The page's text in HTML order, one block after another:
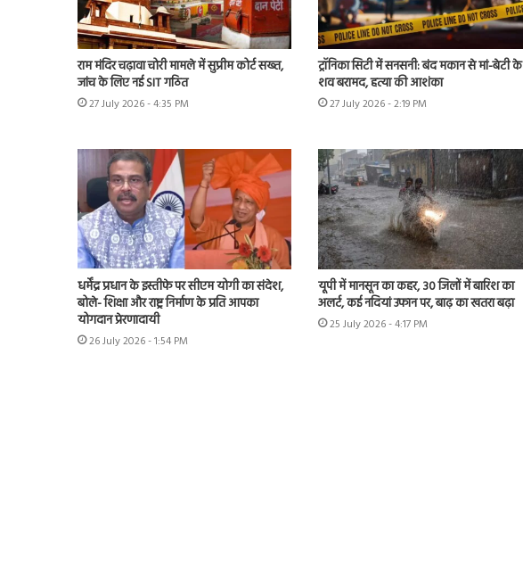
राम मंदिर चढ़ावा चोरी मामले में सुप्रीम कोर्ट सख्त,
जांच के लिए नई SIT गठित
27 July 2026 - 4:35 PM
ट्रॉनिका सिटी में सनसनी: बंद मकान से मां-बेटी के
शव बरामद, हत्या की आशंका
27 July 2026 - 2:19 PM
धर्मेंद्र प्रधान के इस्तीफे पर सीएम योगी का संदेश,
बोले- शिक्षा और राष्ट्र निर्माण के प्रति आपका
योगदान प्रेरणादायी
26 July 2026 - 1:54 PM
यूपी में मानसून का कहर, 30 जिलों में बारिश का
अलर्ट, कई नदियां उफान पर, बाढ़ का खतरा बढ़ा
25 July 2026 - 4:17 PM